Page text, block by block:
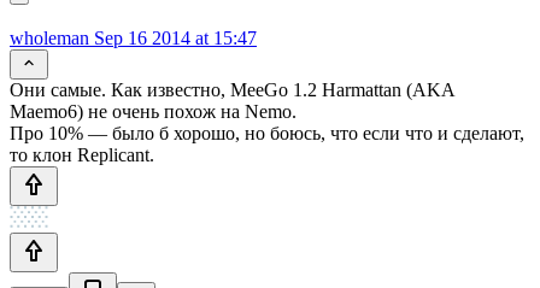
wholeman Sep 16 2014 at 15:47
Они самые. Как известно, MeeGo 1.2 Harmattan (AKA
Maemo6) не очень похож на Nemo.
Про 10% — было б хорошо, но боюсь, что если что и сделают,
то клон Replicant.